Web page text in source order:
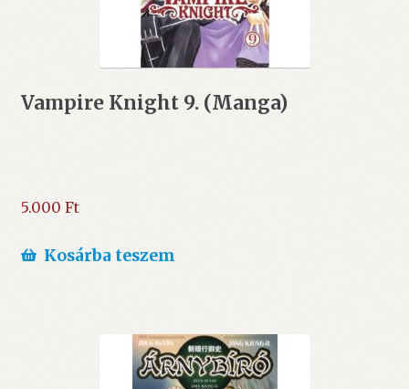
Vampire Knight 9. (Manga)
5.000 Ft
Kosárba teszem